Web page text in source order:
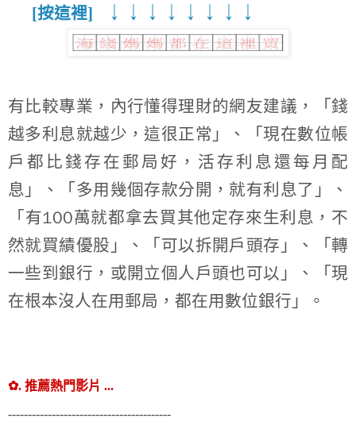
[按這裡]
↓ ↓ ↓ ↓ ↓ ↓ ↓ ↓
有比較專業，內行懂得理財的網友建議，「錢
越多利息就越少，這很正常」、「現在數位帳
戶都比錢存在郵局好，活存利息還每月配
息」、「多用幾個存款分開，就有利息了」、
「有100萬就都拿去買其他定存來生利息，不
然就買績優股」、「可以拆開戶頭存」、「轉
一些到銀行，或開立個人戶頭也可以」、「現
在根本沒人在用郵局，都在用數位銀行」。
✿. 推薦熱門影片 ...
-----------------------------------------